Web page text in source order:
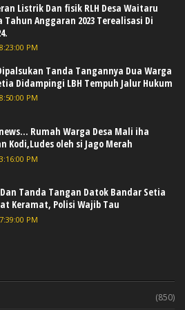
Listrik Dan fisik RLH Desa Waitaru
Tahun Anggaran 2023 Terealisasi Di
PM
Tanda Tangannya Dua Warga
Didampingi LBH Tempuh Jalur Hukum
PM
Rumah Warga Desa Mali iha
Kodi,Ludes oleh si Jago Merah
PM
Tanda Tangan Datok Bandar Setia
Keramat, Polisi Wajib Tau
PM
(850)